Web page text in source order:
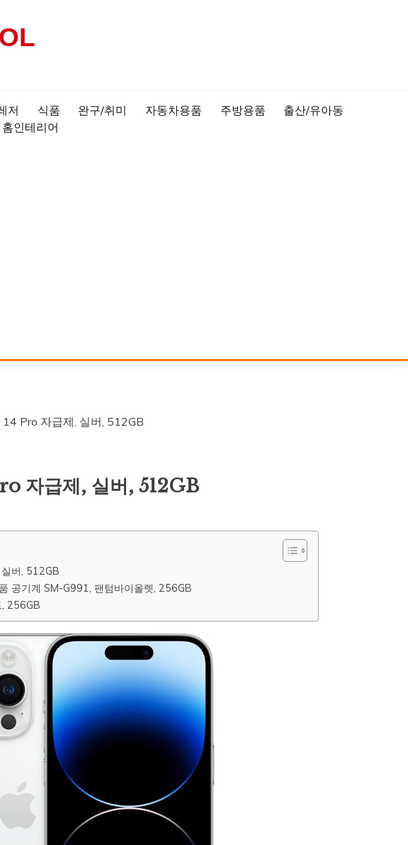
저 식품 완구/취미 자동차용품 주방용품
출산/유아동
홈인테리어
Pro 자급제, 실버, 512GB
자급제, 실버, 512GB
버, 512GB
공기계 SM-G991, 팬텀바이올렛, 256GB
256GB